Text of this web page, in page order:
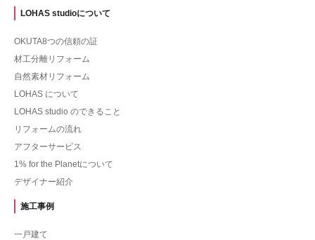
LOHAS studioについて
OKUTA8つの信頼の証
材工分離リフォーム
自然素材リフォーム
LOHAS について
LOHAS studio のできること
リフォームの流れ
アフターサービス
1% for the Planetについて
デザイナー紹介
施工事例
一戸建て